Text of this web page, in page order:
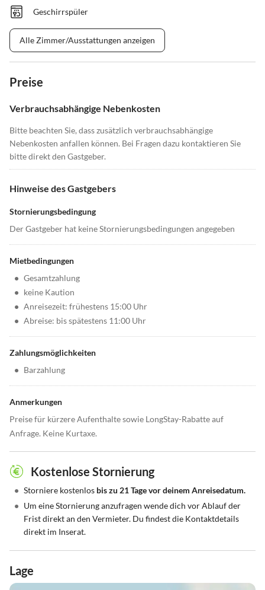
Geschirrspüler
Alle Zimmer/Ausstattungen anzeigen
Preise
Verbrauchsabhängige Nebenkosten
Bitte beachten Sie, dass zusätzlich verbrauchsabhängige
Nebenkosten anfallen können. Bei Fragen dazu kontaktieren Sie
bitte direkt den Gastgeber.
Hinweise des Gastgebers
Stornierungsbedingung
Der Gastgeber hat keine Stornierungsbedingungen angegeben
Mietbedingungen
• Gesamtzahlung
• keine Kaution
• Anreisezeit: frühestens 15:00 Uhr
• Abreise: bis spätestens 11:00 Uhr
Zahlungsmöglichkeiten
• Barzahlung
Anmerkungen
Preise für kürzere Aufenthalte sowie LongStay-Rabatte auf
Anfrage. Keine Kurtaxe.
Kostenlose Stornierung
• Storniere kostenlos bis zu 21 Tage vor deinem Anreisedatum.
• Um eine Stornierung anzufragen wende dich vor Ablauf der
Frist direkt an den Vermieter. Du findest die Kontaktdetails
direkt im Inserat.
Lage